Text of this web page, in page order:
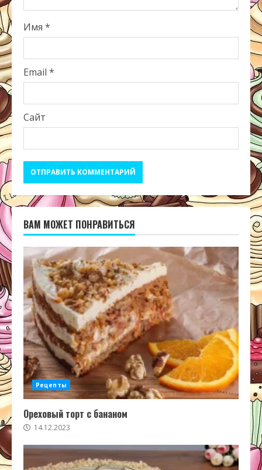
Имя *
Email *
Сайт
ВАМ МОЖЕТ ПОНРАВИТЬСЯ
Рецепты
Ореховый торт с бананом
14.12.2023